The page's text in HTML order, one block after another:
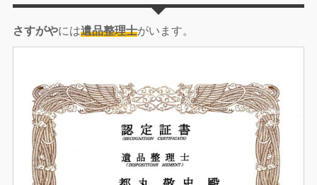
さすがやには遺品整理士がいます。